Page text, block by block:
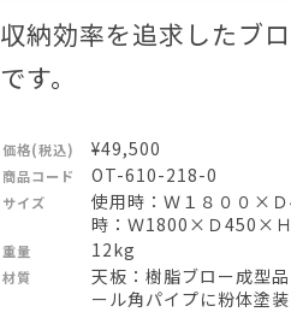
収納効率を追求したブ
です。
価格(税込) ¥49,500
商品コード OT-610-218-0
サイズ
使用時：Ｗ１８００×
時：Ｗ1800×Ｄ450×
重量 12kg
材質
天板：樹脂ブロー成型
ール角パイプに粉体塗装